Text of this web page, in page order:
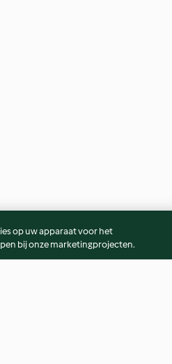
op uw apparaat voor het
bij onze marketingprojecten.